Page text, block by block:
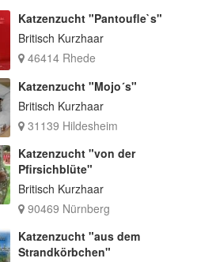
Katzenzucht "Pantoufle`s"
Britisch Kurzhaar
46414 Rhede
Katzenzucht "Mojo´s"
Britisch Kurzhaar
31139 Hildesheim
Katzenzucht "von der
Pfirsichblüte"
Britisch Kurzhaar
90469 Nürnberg
Katzenzucht "aus dem
Strandkörbchen"